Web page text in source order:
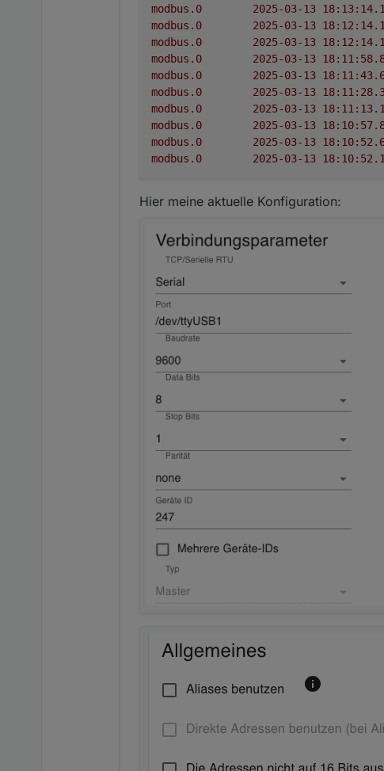
modbus.0
modbus.0
modbus.0
modbus.0
modbus.0
modbus.0
modbus.0
modbus.0
modbus.0
modbus.0
Hier meine aktuelle Konfiguration: